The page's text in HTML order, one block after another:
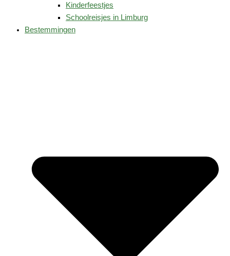
Kinderfeestjes
Schoolreisjes in Limburg
Bestemmingen